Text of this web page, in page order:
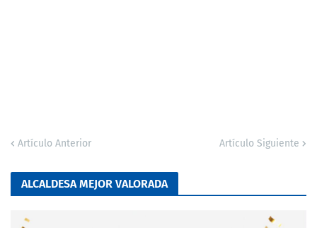
Artículo Anterior Artículo Siguiente
ALCALDESA MEJOR VALORADA